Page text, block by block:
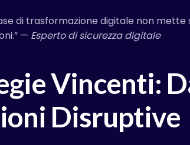
di trasformazione digitale non
— Esperto di sicurezza digitale
Vincenti:
Disruptive